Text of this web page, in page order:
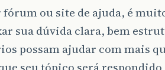
fórum ou site de ajuda, é
sua dúvida clara, bem
possam ajudar com mais